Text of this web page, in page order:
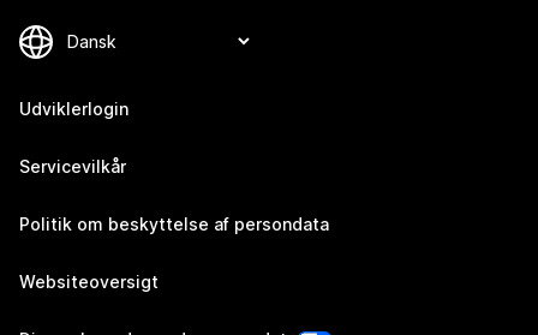
Udviklerlogin
Servicevilkår
Politik om beskyttelse af persondata
Websiteoversigt